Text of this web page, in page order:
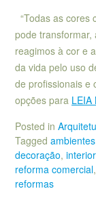
“Todas as cores
pode transformar,
reagimos à cor e
da vida pelo uso
de profissionais e
opções para LEIA
Posted in
Tagged ambientes
decoração,
reforma comercial,
reformas